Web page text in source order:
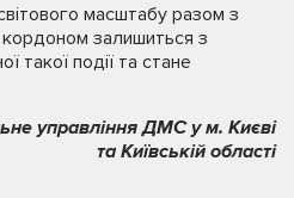
масштабу разом з
кордоном залишиться з
такої події та стане
управління ДМС у м. Києві
та Київській області